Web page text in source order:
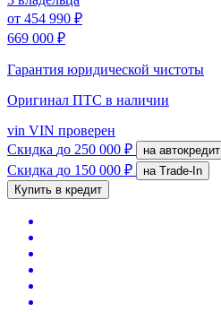
от 454 990 ₽
669 000 ₽
Гарантия юридической чистоты
Оригинал ПТС в наличии
vin VIN проверен
Скидка до 250 000 ₽ на автокредит
Скидка до 150 000 ₽
на Trade-In
Купить в кредит